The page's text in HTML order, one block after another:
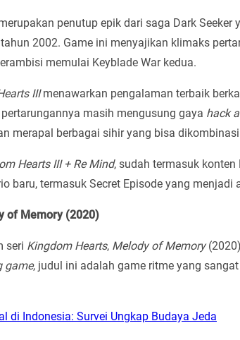
penutup epik dari saga Dark Seeker
2002. Game ini menyajikan klimaks
memulai Keyblade War kedua.
IIImenawarkan pengalaman terbaik
masih mengusung gaya hack
merapal berbagai sihir yang bisa
Hearts III + Re Mind, sudah termasuk konten
baru, termasuk Secret Episode yang
of Memory (2020)
seri Kingdom Hearts, Melody of Memory
game, judul ini adalah game ritme yang
di Indonesia: Survei Ungkap Budaya Jeda